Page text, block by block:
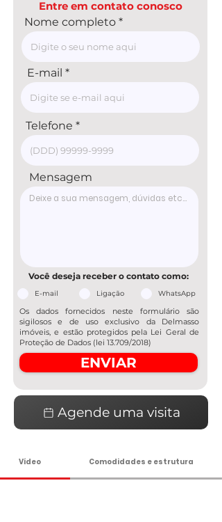
Entre em contato conosco
Nome completo
E-mail
Telefone
Mensagem
Você deseja receber o contato como:
E-mail Ligação WhatsApp
Os dados fornecidos neste formulário são
sigilosos e de uso exclusivo da Delmasso
imóveis, e estão protegidos pela Lei Geral de
Proteção de Dados (lei 13.709/2018)
ENVIAR
Agende uma visita
Vídeo Comodidades e estrutura